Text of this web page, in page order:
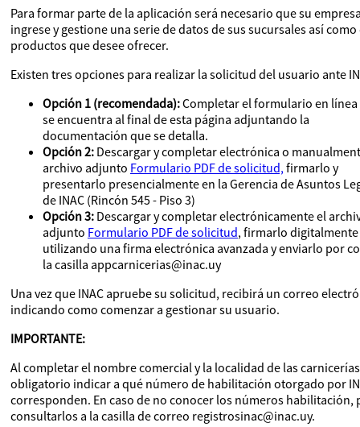
Para formar parte de la aplicación será necesario que su
ingrese y gestione una serie de datos de sus sucursales así como
productos que desee ofrecer.
Existen tres opciones para realizar la solicitud del usuario ante
Opción 1 (recomendada):Completar el formulario en línea
se encuentra al final de esta página adjuntando la
documentación que se detalla.
Opción 2: Descargar y completar electrónica o
archivo adjunto Formulario PDF de solicitud, firmarlo y
presentarlo presencialmente en la Gerencia de Asuntos
de INAC (Rincón 545 - Piso 3)
Opción 3: Descargar y completar electrónicamente el
adjunto Formulario PDF de solicitud, firmarlo digitalmente
utilizando una firma electrónica avanzada y enviarlo por
la casilla appcarnicerias@inac.uy
Una vez que INAC apruebe su solicitud, recibirá un correo
indicando como comenzar a gestionar su usuario.
IMPORTANTE:
Al completar el nombre comercial y la localidad de las
obligatorio indicar a qué número de habilitación otorgado por
corresponden. En caso de no conocer los números habilitación,
consultarlos a la casilla de correo registrosinac@inac.uy.